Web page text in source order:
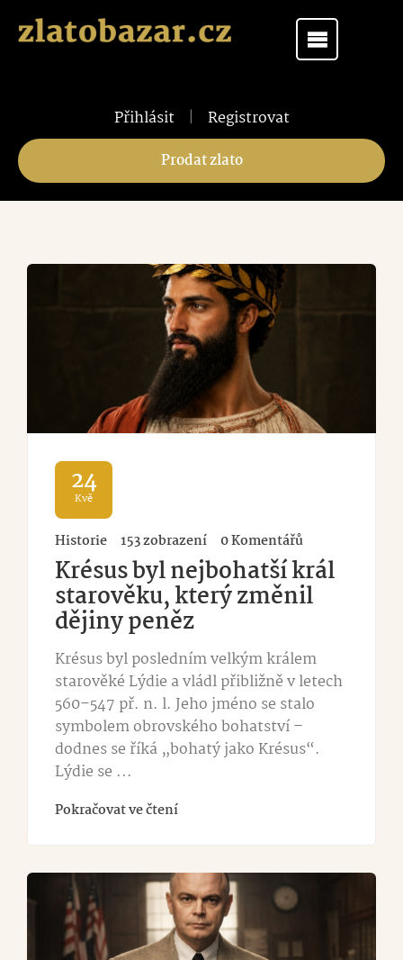
Přihlásit | Registrovat
Prodat zlato
24
Kvě
Historie 153 zobrazení 0 Komentářů
Krésus byl nejbohatší král
starověku, který změnil
dějiny peněz
Krésus byl posledním velkým králem
starověké Lýdie a vládl přibližně v letech
560–547 př. n. l. Jeho jméno se stalo
symbolem obrovského bohatství –
dodnes se říká „bohatý jako Krésus“.
Lýdie se ...
Pokračovat ve čtení